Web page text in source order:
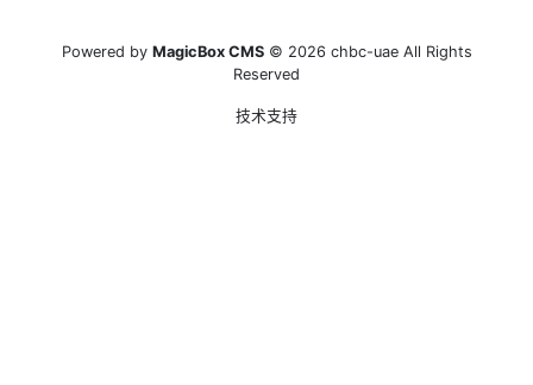
Powered by MagicBox CMS © 2026 chbc-uae All Rights
Reserved
技术支持